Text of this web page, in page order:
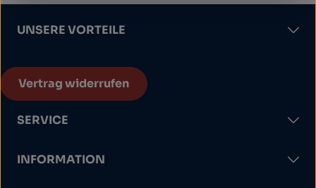
UNSERE VORTEILE
Vertrag widerrufen
SERVICE
INFORMATION